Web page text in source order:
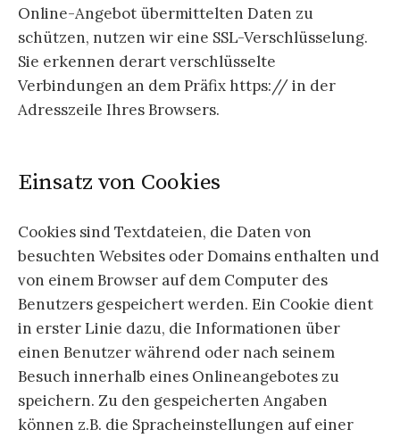
Online-Angebot übermittelten Daten zu
schützen, nutzen wir eine SSL-Verschlüsselung.
Sie erkennen derart verschlüsselte
Verbindungen an dem Präfix https:// in der
Adresszeile Ihres Browsers.
Einsatz von Cookies
Cookies sind Textdateien, die Daten von
besuchten Websites oder Domains enthalten und
von einem Browser auf dem Computer des
Benutzers gespeichert werden. Ein Cookie dient
in erster Linie dazu, die Informationen über
einen Benutzer während oder nach seinem
Besuch innerhalb eines Onlineangebotes zu
speichern. Zu den gespeicherten Angaben
können z.B. die Spracheinstellungen auf einer